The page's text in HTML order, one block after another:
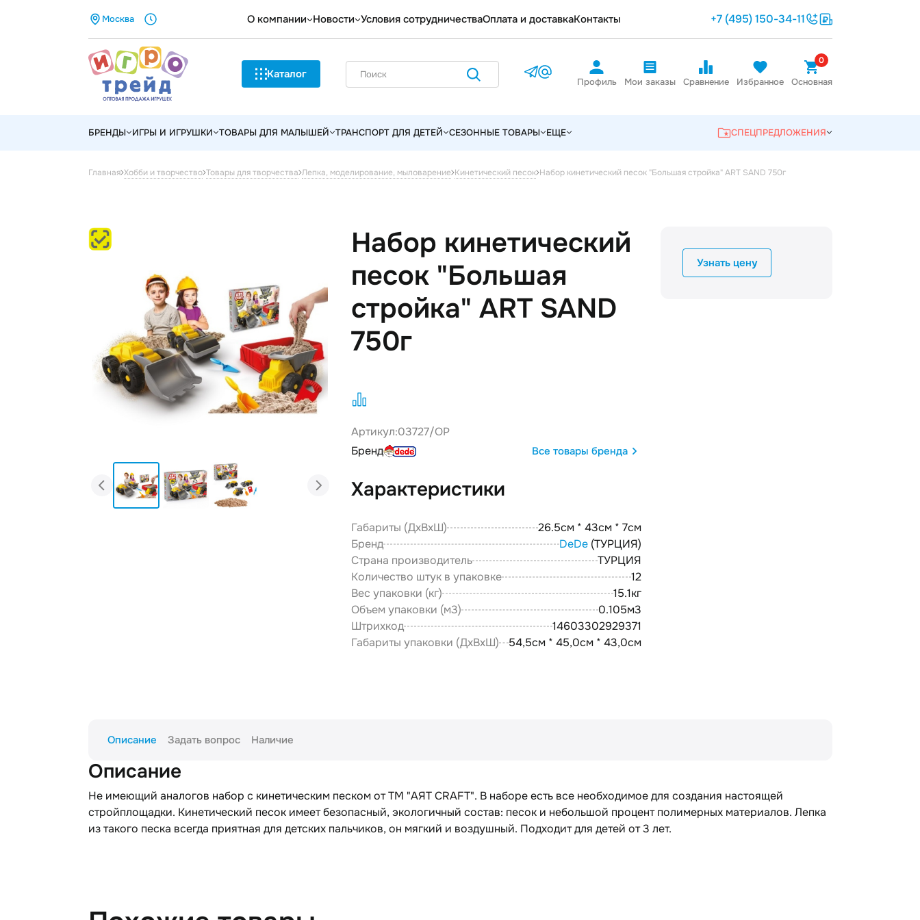
Москва О компании Новости Условия сотрудничестваОплата и доставкаКонтакты +7 (495) 150-34-11
Каталог
Профиль Мои заказы Сравнение Избранное
0
Основная
БРЕНДЫ ИГРЫ И ИГРУШКИ ТОВАРЫ ДЛЯ МАЛЫШЕЙ ТРАНСПОРТ ДЛЯ ДЕТЕЙ СЕЗОННЫЕ ТОВАРЫ ЕЩЕ СПЕЦПРЕДЛОЖЕНИЯ
Главная Хобби и творчество Товары для творчества Лепка, моделирование, мыловарение Кинетический песок Набор кинетический песок "Большая стройка" ART SAND 750г
Узнать цену
Набор кинетический
песок "Большая
стройка" ART SAND
750г
Артикул:03727/ОР
Бренд
Все товары бренда
Характеристики
Габариты (ДxВxШ)
26.5см * 43см * 7см
Бренд
DeDe(ТУРЦИЯ)
Страна производитель
ТУРЦИЯ
Количество штук в упаковке
12
Вес упаковки (кг)
15.1кг
Объем упаковки (м3)
0.105м3
Штрихкод
14603302929371
Габариты упаковки (ДxВxШ)
54,5см * 45,0см * 43,0см
Описание Задать вопрос Наличие
Описание
Не имеющий аналогов набор с кинетическим песком от ТМ "AЯT CRAFT". В наборе есть все необходимое для создания настоящей
стройплощадки. Кинетический песок имеет безопасный, экологичный состав: песок и небольшой процент полимерных материалов. Лепка
из такого песка всегда приятная для детских пальчиков, он мягкий и воздушный. Подходит для детей от 3 лет.